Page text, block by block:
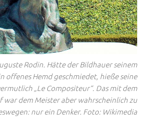
Rodin. Hätte der Bildhauer seinem
offenes Hemd geschmiedet, hieße seine
„Le Compositeur“. Das mit dem
war dem Meister aber wahrscheinlich zu
nur ein Denker. Foto: Wikimedia